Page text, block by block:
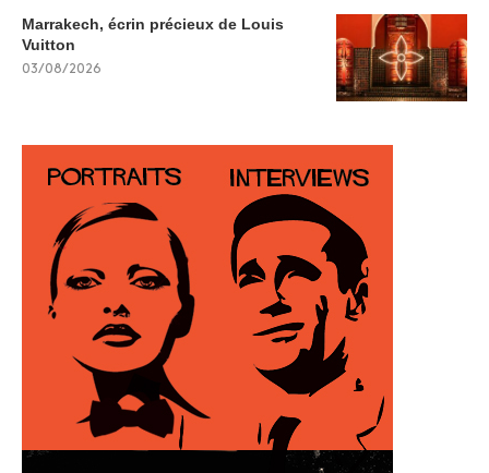
Marrakech, écrin précieux de Louis
Vuitton
03/08/2026